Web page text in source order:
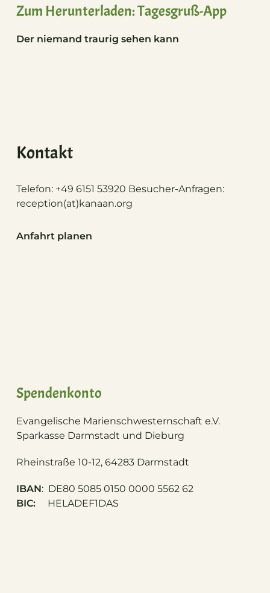
Zum Herunterladen: Tagesgruß-App
Der niemand traurig sehen kann
Kontakt
Telefon: +49 6151 53920 Besucher-Anfragen:
reception(at)kanaan.org
Anfahrt planen
Spendenkonto
Evangelische Marienschwesternschaft e.V.
Sparkasse Darmstadt und Dieburg
Rheinstraße 10-12, 64283 Darmstadt
IBAN: DE80 5085 0150 0000 5562 62
BIC:HELADEF1DAS